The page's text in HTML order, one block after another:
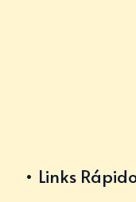
Links